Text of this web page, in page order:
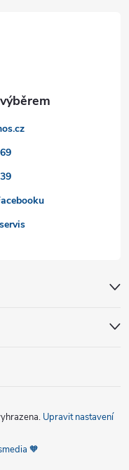
Upravit nastavení
🧡